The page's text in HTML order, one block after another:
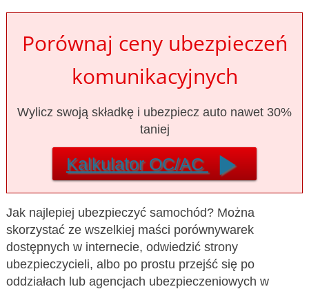
Porównaj ceny ubezpieczeń
komunikacyjnych
Wylicz swoją składkę i ubezpiecz auto nawet 30%
taniej
Kalkulator OC/ACplay_arrow
Jak najlepiej ubezpieczyć samochód? Można
skorzystać ze wszelkiej maści porównywarek
dostępnych w internecie, odwiedzić strony
ubezpieczycieli, albo po prostu przejść się po
oddziałach lub agencjach ubezpieczeniowych w